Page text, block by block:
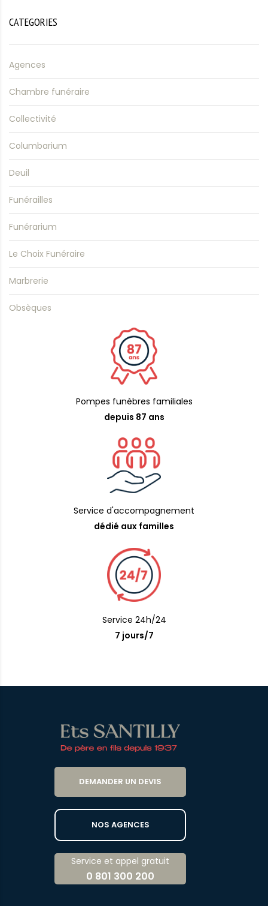
CATEGORIES
Agences
Chambre funéraire
Collectivité
Columbarium
Deuil
Funérailles
Funérarium
Le Choix Funéraire
Marbrerie
Obsèques
Pompes funèbres familiales
depuis 87 ans
Service d'accompagnement
dédié aux familles
Service 24h/24
7 jours/7
DEMANDER UN DEVIS
NOS AGENCES
Service et appel gratuit
0 801 300 200